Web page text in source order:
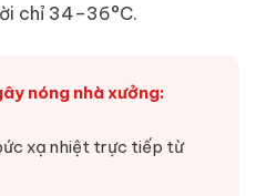
chỉ 34–36°C.
nóng nhà xưởng:
xạ nhiệt trực tiếp từ